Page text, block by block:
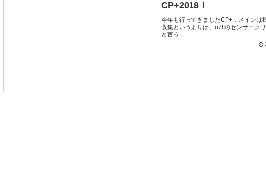
CP+2018！
今年も行ってきましたCP+．メインは
収集というよりは、α7IIのセンサーク
と言う...